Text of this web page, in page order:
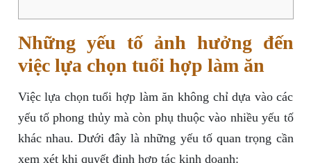
Những yếu tố ảnh hưởng đến
việc lựa chọn tuổi hợp làm ăn
Việc lựa chọn tuổi hợp làm ăn không chỉ dựa vào các
yếu tố phong thủy mà còn phụ thuộc vào nhiều yếu tố
khác nhau. Dưới đây là những yếu tố quan trọng cần
xem xét khi quyết định hợp tác kinh doanh: